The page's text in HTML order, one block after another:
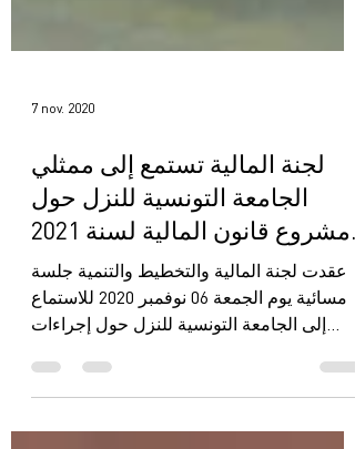
7 nov. 2020
لجنة المالية تستمع إلى ممثلي
الجامعة التونسية للنزل حول
عقدت لجنة المالية والتخطيط والتنمية جلسة
مسائية يوم الجمعة 06 نوفمبر 2020 للاستماع
إلى الجامعة التونسية للنزل حول إجراءات
مشروع قانون المالي